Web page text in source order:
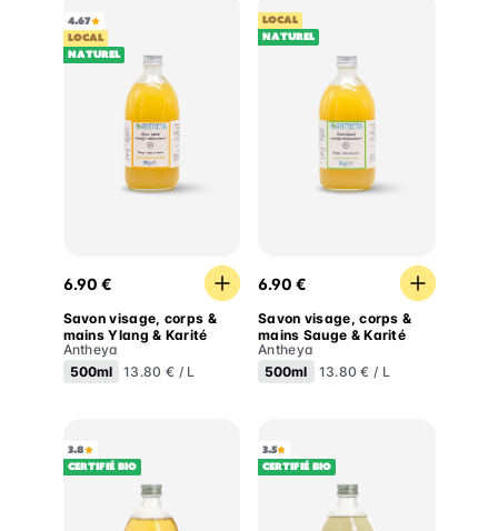
4.67
LOCAL
Naturel
Savon visage, corps & mains Ylang & Karité
6.90 €
Savon visage, corps &
mains Ylang & Karité
Antheya
500ml
13.80 € / L
LOCAL
Naturel
Savon visage, corps &
6.90 €
Savon visage, corps &
mains Sauge & Karité
Antheya
500ml
13.80 € / L
3.8
Certifié BIO
3.5
Certifié BIO